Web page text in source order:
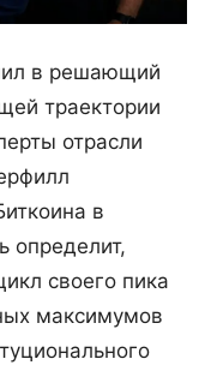
в решающий
траектории
отрасли
в
определит,
своего пика
максимумов